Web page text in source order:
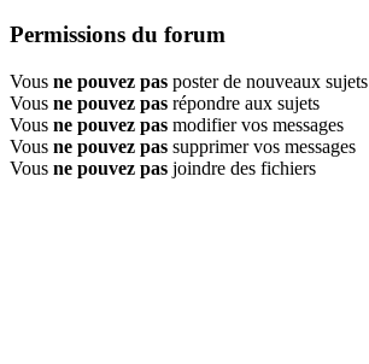
Permissions du forum
Vous ne pouvez pas poster de nouveaux sujets
Vous ne pouvez pas répondre aux sujets
Vous ne pouvez pas modifier vos messages
Vous ne pouvez pas supprimer vos messages
Vous ne pouvez pas joindre des fichiers